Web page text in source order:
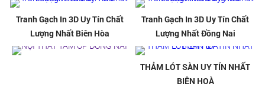
Tranh Gạch In 3D Uy Tín Chất
Lượng Nhất Biên Hòa
Tranh Gạch In 3D Uy Tín Chất
Lượng Nhất Đồng Nai
THẢM LÓT SÀN UY TÍN NHẤT
BIÊN HOÀ